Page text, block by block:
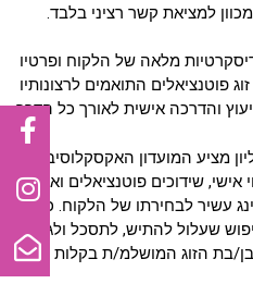
למציאת קשר רציני בלבד.
מלאה של הלקוח ופרטיו
פוטנציאלים התואמים לרצונותיו
והדרכה אישית לאורך כל הדרך.
מציע המועדון האקסקלוסיבי
אישי, שידוכים פוטנציאלים וארגון
עשיר לבחירתו של הלקוח. כל
שעלול להתיש, לתסכל ולגזול
בן/בת הזוג המושלמ/ת בקלות